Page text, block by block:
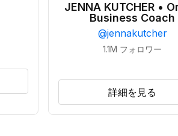
JENNA KUTCHER •
Business Coach
@jennakutcher
1.1M フォロワー
詳細を見る